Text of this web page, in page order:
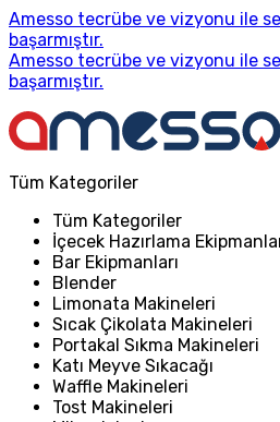
Amesso tecrübe ve vizyonu ile
başarmıştır.
Amesso tecrübe ve vizyonu ile
başarmıştır.
Tüm Kategoriler
Tüm Kategoriler
İçecek Hazırlama
Bar Ekipmanları
Blender
Limonata Makineleri
Sıcak Çikolata Makineleri
Portakal Sıkma Makineleri
Katı Meyve Sıkacağı
Waffle Makineleri
Tost Makineleri